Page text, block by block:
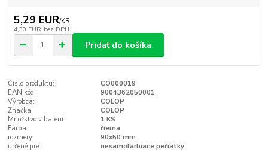
5,29 EUR/KS
4,30 EUR bez DPH
Pridať do košíka
Číslo produktu:
CO000019
EAN kód:
9004362050001
Výrobca:
COLOP
Značka:
COLOP
Množstvo v balení:
1 KS
Farba:
čierna
rozmery:
90x50 mm
určené pre:
nesamofarbiace pečiatky